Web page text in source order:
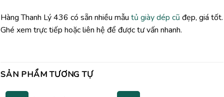
Hàng Thanh Lý 436 có sẵn nhiều mẫu tủ giày dép cũ đẹp, giá tốt.
Ghé xem trực tiếp hoặc liên hệ để được tư vấn nhanh.
SẢN PHẨM TƯƠNG TỰ